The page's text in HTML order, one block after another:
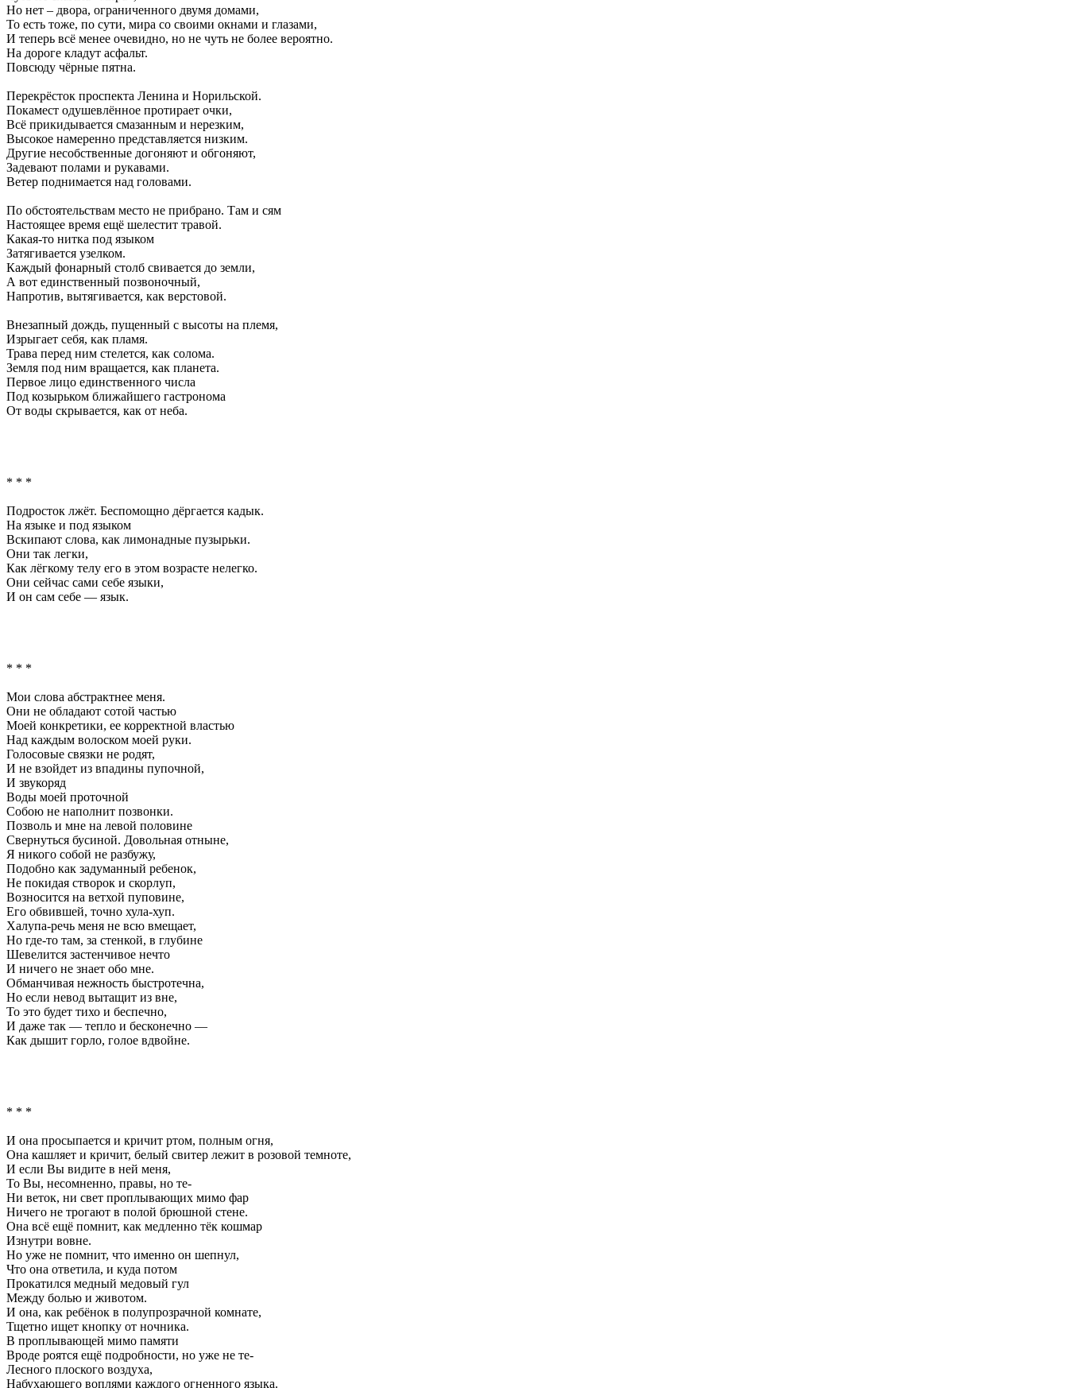
Но нет – двора, ограниченного двумя домами,
То есть тоже, по сути, мира со своими окнами и глазами,
И теперь всё менее очевидно, но не чуть не более вероятно.
На дороге кладут асфальт.
Повсюду чёрные пятна.
Перекрёсток проспекта Ленина и Норильской.
Покамест одушевлённое протирает очки,
Всё прикидывается смазанным и нерезким,
Высокое намеренно представляется низким.
Другие несобственные догоняют и обгоняют,
Задевают полами и рукавами.
Ветер поднимается над головами.
По обстоятельствам место не прибрано. Там и сям
Настоящее время ещё шелестит травой.
Какая-то нитка под языком
Затягивается узелком.
Каждый фонарный столб свивается до земли,
А вот единственный позвоночный,
Напротив, вытягивается, как верстовой.
Внезапный дождь, пущенный с высоты на племя,
Изрыгает себя, как пламя.
Трава перед ним стелется, как солома.
Земля под ним вращается, как планета.
Первое лицо единственного числа
Под козырьком ближайшего гастронома
От воды скрывается, как от неба.
* * *
Подросток лжёт. Беспомощно дёргается кадык.
На языке и под языком
Вскипают слова, как лимонадные пузырьки.
Они так легки,
Как лёгкому телу его в этом возрасте нелегко.
Они сейчас сами себе языки,
И он сам себе — язык.
* * *
Мои слова абстрактнее меня.
Они не обладают сотой частью
Моей конкретики, ее корректной властью
Над каждым волоском моей руки.
Голосовые связки не родят,
И не взойдет из впадины пупочной,
И звукоряд
Воды моей проточной
Собою не наполнит позвонки.
Позволь и мне на левой половине
Свернуться бусиной. Довольная отныне,
Я никого собой не разбужу,
Подобно как задуманный ребенок,
Не покидая створок и скорлуп,
Возносится на ветхой пуповине,
Его обвившей, точно хула-хуп.
Халупа-речь меня не всю вмещает,
Но где-то там, за стенкой, в глубине
Шевелится застенчивое нечто
И ничего не знает обо мне.
Обманчивая нежность быстротечна,
Но если невод вытащит из вне,
То это будет тихо и беспечно,
И даже так — тепло и бесконечно —
Как дышит горло, голое вдвойне.
* * *
И она просыпается и кричит ртом, полным огня,
Она кашляет и кричит, белый свитер лежит в розовой темноте,
И если Вы видите в ней меня,
То Вы, несомненно, правы, но те-
Ни веток, ни свет проплывающих мимо фар
Ничего не трогают в полой брюшной стене.
Она всё ещё помнит, как медленно тёк кошмар
Изнутри вовне.
Но уже не помнит, что именно он шепнул,
Что она ответила, и куда потом
Прокатился медный медовый гул
Между болью и животом.
И она, как ребёнок в полупрозрачной комнате,
Тщетно ищет кнопку от ночника.
В проплывающей мимо памяти
Вроде роятся ещё подробности, но уже не те-
Лесного плоского воздуха,
Набухающего воплями каждого огненного языка.